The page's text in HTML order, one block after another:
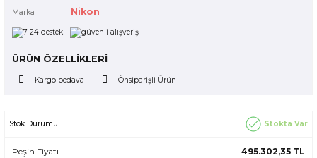
Marka Nikon
ÜRÜN ÖZELLİKLERİ
Kargo bedava Önsiparişli Ürün
Stok Durumu Stokta Var
Peşin Fiyatı 495.302,35 TL